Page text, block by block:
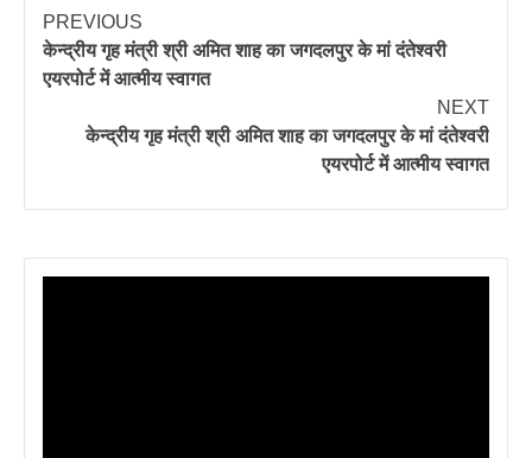
PREVIOUS
केन्द्रीय गृह मंत्री श्री अमित शाह का जगदलपुर के मां दंतेश्वरी
एयरपोर्ट में आत्मीय स्वागत
NEXT
केन्द्रीय गृह मंत्री श्री अमित शाह का जगदलपुर के मां दंतेश्वरी
एयरपोर्ट में आत्मीय स्वागत